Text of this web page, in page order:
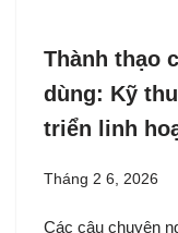
Thành thạo
dùng: Kỹ
triển linh
Tháng 2 6, 2026
Các câu chuyện